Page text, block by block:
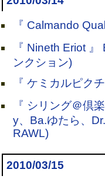
『 Calmando
『 Nineth Eriot
ンクション)
『 ケミカルピク
『 シリング＠倶
y、Ba.ゆたら、
RAWL)
2010/03/15